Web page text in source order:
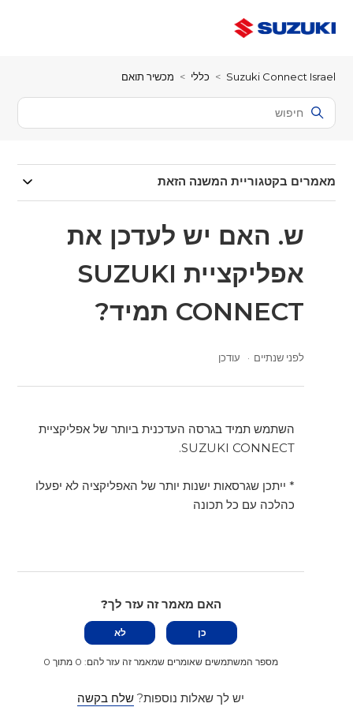
Suzuki Connect Israel כללי מכשיר תואם
מאמרים בקטגוריית המשנה הזאת
ש. האם יש לעדכן את
אפליקציית SUZUKI
CONNECT תמיד?
לפני שנתיים עודכן
השתמש תמיד בגרסה העדכנית ביותר של אפליקציית
SUZUKI CONNECT.
* ייתכן שגרסאות ישנות יותר של האפליקציה לא יפעלו
כהלכה עם כל תכונה
האם מאמר זה עזר לך?
כן לא
מספר המשתמשים שאומרים שמאמר זה עזר להם: 0 מתוך 0
יש לך שאלות נוספות? שלח בקשה